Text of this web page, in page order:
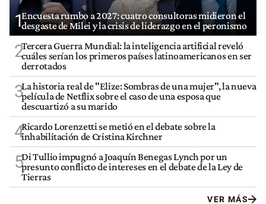
1Encuesta rumbo a 2027: cuatro consultoras midieron el
desgaste de Milei y la crisis de liderazgo en el peronismo
2Tercera Guerra Mundial: la inteligencia artificial reveló
cuáles serían los primeros países latinoamericanos en ser
derrotados
3La historia real de "Elize: Sombras de una mujer", la nueva
película de Netflix sobre el caso de una esposa que
descuartizó a su marido
4Ricardo Lorenzetti se metió en el debate sobre la
inhabilitación de Cristina Kirchner
5Di Tullio impugnó a Joaquín Benegas Lynch por un
presunto conflicto de intereses en el debate de la Ley de
Tierras
VER MÁS